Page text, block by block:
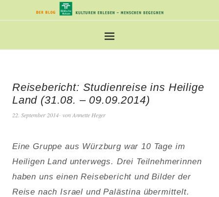
Reisebericht: Studienreise ins Heilige
Land (31.08. – 09.09.2014)
22. September 2014 von Annette Heger
Eine Gruppe aus Würzburg war 10 Tage im
Heiligen Land unterwegs. Drei Teilnehmerinnen
haben uns einen Reisebericht und Bilder der
Reise nach Israel und Palästina übermittelt.